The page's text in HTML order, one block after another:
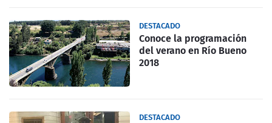
DESTACADO
Conoce la programación
del verano en Río Bueno
2018
DESTACADO